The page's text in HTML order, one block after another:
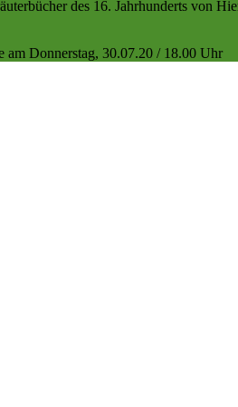
des 16. Jahrhunderts von
am Donnerstag, 30.07.20 / 18.00 Uhr